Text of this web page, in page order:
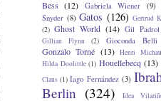
Bess (12) Gabriela Wiener (9)
Snyder (8) Gatos (126) Gertrud
(2) Ghost World (14) Gil Padrol
Gillian Flynn (2) Gioconda Belli
Gonzalo Torné (13) Henri
Hilda Doolittle (1) Houellebecq (13)
Claus (1) Iago Fernández (3)
Berlin (324) Idea